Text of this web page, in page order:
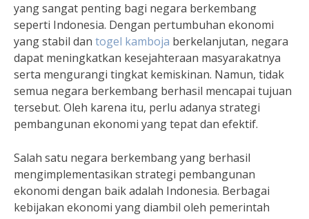
yang sangat penting bagi negara berkembang
seperti Indonesia. Dengan pertumbuhan ekonomi
yang stabil dan togel kamboja berkelanjutan, negara
dapat meningkatkan kesejahteraan masyarakatnya
serta mengurangi tingkat kemiskinan. Namun, tidak
semua negara berkembang berhasil mencapai tujuan
tersebut. Oleh karena itu, perlu adanya strategi
pembangunan ekonomi yang tepat dan efektif.
Salah satu negara berkembang yang berhasil
mengimplementasikan strategi pembangunan
ekonomi dengan baik adalah Indonesia. Berbagai
kebijakan ekonomi yang diambil oleh pemerintah